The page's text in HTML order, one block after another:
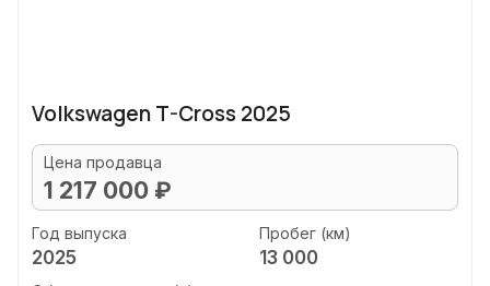
Volkswagen T-Cross 2025
Цена продавца
1 217 000 ₽
Год выпуска
2025
Пробег (км)
13 000